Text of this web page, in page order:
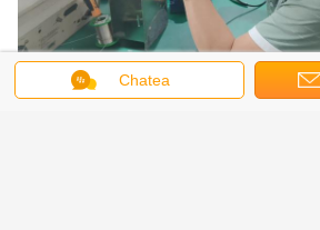
Chatea